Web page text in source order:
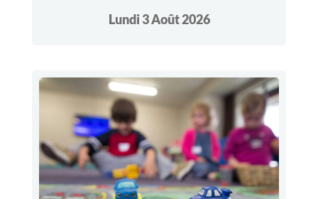
Lundi 3 Août 2026